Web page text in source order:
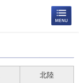
北陸